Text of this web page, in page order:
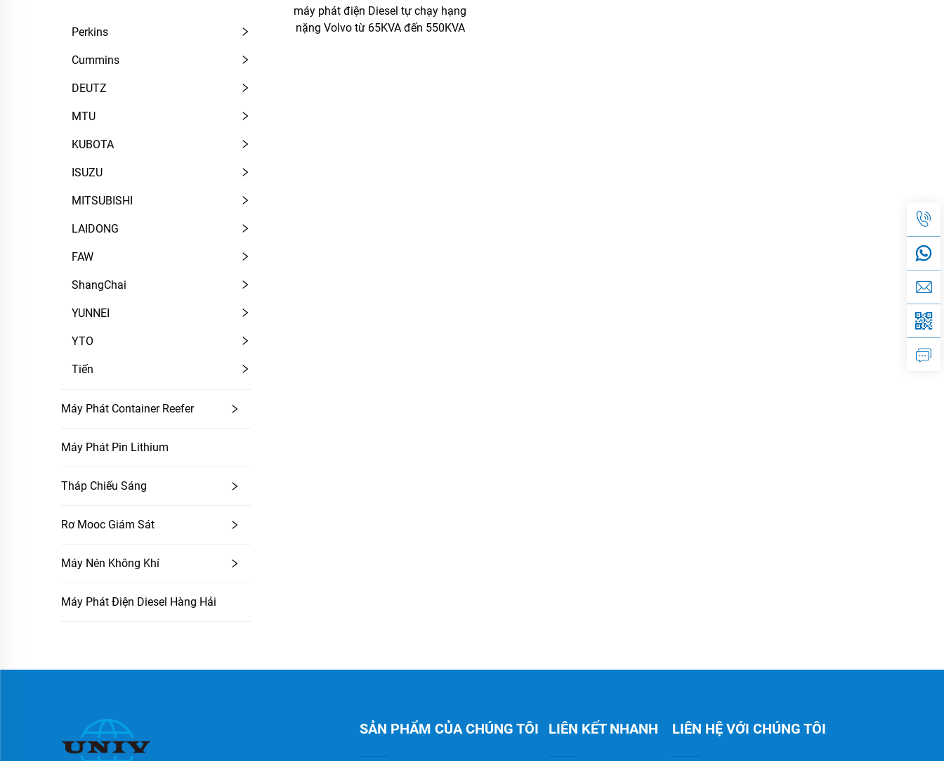
Perkins
Cummins
DEUTZ
MTU
KUBOTA
ISUZU
MITSUBISHI
LAIDONG
FAW
ShangChai
YUNNEI
YTO
Tiến
Máy Phát Container Reefer
Máy Phát Pin Lithium
Tháp Chiếu Sáng
Rơ Mooc Giám Sát
Máy Nén Không Khí
Máy Phát Điện Diesel Hàng Hải
máy phát điện Diesel tự chạy hạng
nặng Volvo từ 65KVA đến 550KVA
SẢN PHẨM CỦA CHÚNG TÔI LIÊN KẾT NHANH LIÊN HỆ VỚI CHÚNG TÔI